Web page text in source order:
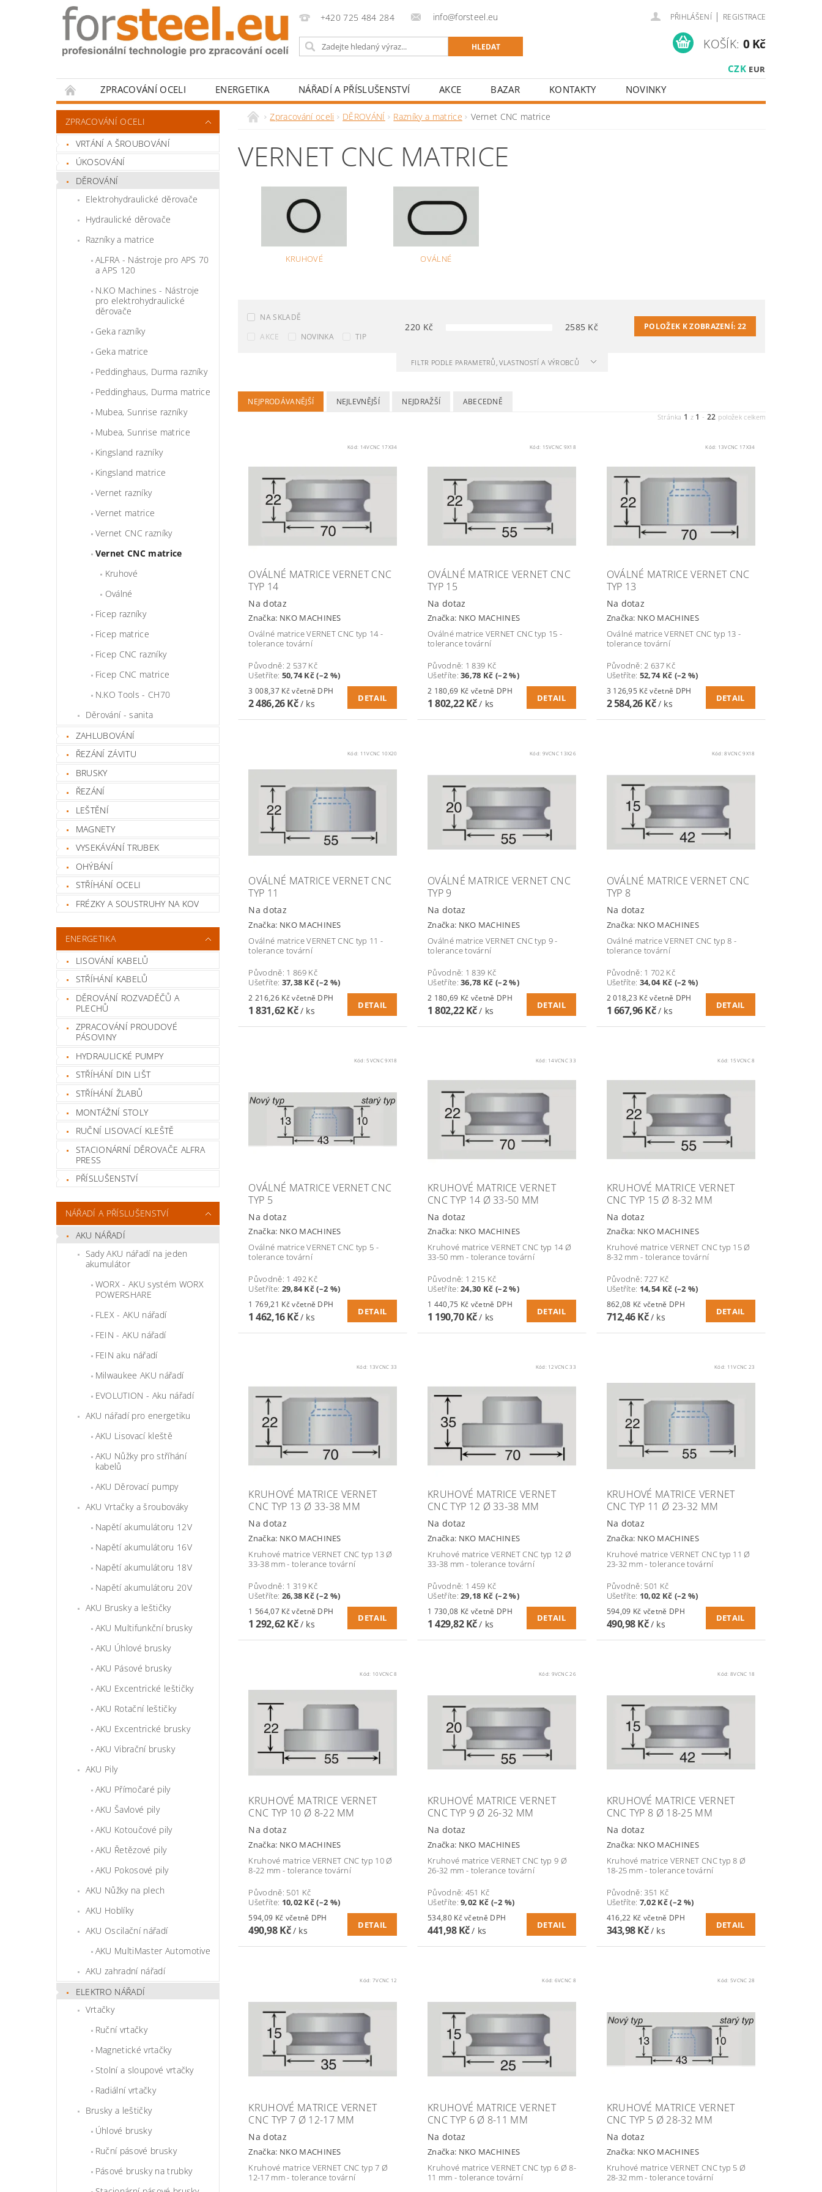
+420 725 484 284 info@forsteel.eu PŘIHLÁŠENÍ | REGISTRACE
CZK EUR
KOŠÍK: 0 Kč
ZPRACOVÁNÍ OCELI ENERGETIKA NÁŘADÍ A PŘÍSLUŠENSTVÍ AKCE BAZAR KONTAKTY
NOVINKY
HODNOCENÍ OBCHODU
ZPRACOVÁNÍ OCELI
VRTÁNÍ A ŠROUBOVÁNÍ
ÚKOSOVÁNÍ
DĚROVÁNÍ
Elektrohydraulické děrovače
Hydraulické děrovače
Razníky a matrice
ALFRA - Nástroje pro APS 70
a APS 120
N.KO Machines - Nástroje
pro elektrohydraulické
děrovače
Geka razníky
Geka matrice
Peddinghaus, Durma razníky
Peddinghaus, Durma matrice
Mubea, Sunrise razníky
Mubea, Sunrise matrice
Kingsland razníky
Kingsland matrice
Vernet razníky
Vernet matrice
Vernet CNC razníky
Vernet CNC matrice
Kruhové
Oválné
Ficep razníky
Ficep matrice
Ficep CNC razníky
Ficep CNC matrice
N.KO Tools - CH70
Děrování - sanita
ZAHLUBOVÁNÍ
ŘEZÁNÍ ZÁVITU
BRUSKY
ŘEZÁNÍ
LEŠTĚNÍ
MAGNETY
VYSEKÁVÁNÍ TRUBEK
OHÝBÁNÍ
STŘÍHÁNÍ OCELI
FRÉZKY A SOUSTRUHY NA KOV
ENERGETIKA
LISOVÁNÍ KABELŮ
STŘÍHÁNÍ KABELŮ
DĚROVÁNÍ ROZVADĚČŮ A
PLECHŮ
ZPRACOVÁNÍ PROUDOVÉ
PÁSOVINY
HYDRAULICKÉ PUMPY
STŘÍHÁNÍ DIN LIŠT
STŘÍHÁNÍ ŽLABŮ
MONTÁŽNÍ STOLY
RUČNÍ LISOVACÍ KLEŠTĚ
STACIONÁRNÍ DĚROVAČE ALFRA
PRESS
PŘÍSLUŠENSTVÍ
NÁŘADÍ A PŘÍSLUŠENSTVÍ
AKU NÁŘADÍ
Sady AKU nářadí na jeden
akumulátor
WORX - AKU systém WORX
POWERSHARE
FLEX - AKU nářadí
FEIN - AKU nářadí
FEIN aku nářadí
Milwaukee AKU nářadí
EVOLUTION - Aku nářadí
AKU nářadí pro energetiku
AKU Lisovací kleště
AKU Nůžky pro stříhání
kabelů
AKU Děrovací pumpy
AKU Vrtačky a šroubováky
Napětí akumulátoru 12V
Napětí akumulátoru 16V
Napětí akumulátoru 18V
Napětí akumulátoru 20V
AKU Brusky a leštičky
AKU Multifunkční brusky
AKU Úhlové brusky
AKU Pásové brusky
AKU Excentrické leštičky
AKU Rotační leštičky
AKU Excentrické brusky
AKU Vibrační brusky
AKU Pily
AKU Přímočaré pily
AKU Šavlové pily
AKU Kotoučové pily
AKU Řetězové pily
AKU Pokosové pily
AKU Nůžky na plech
AKU Hoblíky
AKU Oscilační nářadí
AKU MultiMaster Automotive
AKU zahradní nářadí
ELEKTRO NÁŘADÍ
Vrtačky
Ruční vrtačky
Magnetické vrtačky
Stolní a sloupové vrtačky
Radiální vrtačky
Brusky a leštičky
Úhlové brusky
Ruční pásové brusky
Pásové brusky na trubky
Zpracování oceli DĚROVÁNÍ Razníky a matrice Vernet CNC matrice
VERNET CNC MATRICE
KRUHOVÉ OVÁLNÉ
NA SKLADĚ
AKCE
NOVINKA TIP
220 Kč 2585 Kč POLOŽEK K ZOBRAZENÍ: 22
FILTR PODLE PARAMETRŮ, VLASTNOSTÍ A VÝROBCŮ
NEJPRODÁVANĚJŠÍ NEJLEVNĚJŠÍ NEJDRAŽŠÍ ABECEDNĚ
Stránka 1 z 1 - 22 položek celkem
Kód: 14VCNC 17X34
OVÁLNÉ MATRICE VERNET CNC
TYP 14
Na dotaz
Značka: NKO MACHINES
Oválné matrice VERNET CNC typ 14 -
tolerance tovární
Původně:2 537 Kč
Ušetříte: 50,74 Kč (–2 %)
3 008,37 Kč včetně DPH
2 486,26 Kč/ ks
DETAIL
Kód: 15VCNC 9X18
OVÁLNÉ MATRICE VERNET CNC
TYP 15
Na dotaz
Značka: NKO MACHINES
Oválné matrice VERNET CNC typ 15 -
tolerance tovární
Původně: 1 839 Kč
Ušetříte:36,78 Kč (–2 %)
2 180,69 Kč včetně DPH
1 802,22 Kč/ ks
DETAIL
Kód: 13VCNC 17X34
OVÁLNÉ MATRICE VERNET CNC
TYP 13
Na dotaz
Značka: NKO MACHINES
Oválné matrice VERNET CNC typ 13 -
tolerance tovární
Původně:2 637 Kč
Ušetříte: 52,74 Kč (–2 %)
3 126,95 Kč včetně DPH
2 584,26 Kč/ ks
DETAIL
Kód: 11VCNC 10X20
OVÁLNÉ MATRICE VERNET CNC
TYP 11
Na dotaz
Značka: NKO MACHINES
Oválné matrice VERNET CNC typ 11 -
tolerance tovární
Původně: 1 869 Kč
Ušetříte: 37,38 Kč (–2 %)
2 216,26 Kč včetně DPH
1 831,62 Kč/ ks
DETAIL
Kód: 9VCNC 13X26
OVÁLNÉ MATRICE VERNET CNC
TYP 9
Na dotaz
Značka: NKO MACHINES
Oválné matrice VERNET CNC typ 9 -
tolerance tovární
Původně: 1 839 Kč
Ušetříte:36,78 Kč (–2 %)
2 180,69 Kč včetně DPH
1 802,22 Kč/ ks
DETAIL
Kód:8VCNC 9X18
OVÁLNÉ MATRICE VERNET CNC
TYP 8
Na dotaz
Značka: NKO MACHINES
Oválné matrice VERNET CNC typ 8 -
tolerance tovární
Původně: 1 702 Kč
Ušetříte: 34,04 Kč (–2 %)
2 018,23 Kč včetně DPH
1 667,96 Kč/ ks
DETAIL
Kód:5VCNC 9X18
OVÁLNÉ MATRICE VERNET CNC
TYP 5
Na dotaz
Značka: NKO MACHINES
Oválné matrice VERNET CNC typ 5 -
tolerance tovární
Původně: 1 492 Kč
Ušetříte: 29,84 Kč (–2 %)
1 769,21 Kč včetně DPH
1 462,16 Kč/ ks
DETAIL
Kód: 14VCNC 33
KRUHOVÉ MATRICE VERNET
CNC TYP 14 Ø 33-50 MM
Na dotaz
Značka: NKO MACHINES
Kruhové matrice VERNET CNC typ 14 Ø
33-50 mm - tolerance tovární
Původně: 1 215 Kč
Ušetříte:24,30 Kč (–2 %)
1 440,75 Kč včetně DPH
1 190,70 Kč/ ks
DETAIL
Kód: 15VCNC 8
KRUHOVÉ MATRICE VERNET
CNC TYP 15 Ø 8-32 MM
Na dotaz
Značka: NKO MACHINES
Kruhové matrice VERNET CNC typ 15 Ø
8-32 mm - tolerance tovární
Původně:727 Kč
Ušetříte: 14,54 Kč (–2 %)
862,08 Kč včetně DPH
712,46 Kč/ ks
DETAIL
Kód: 13VCNC 33
KRUHOVÉ MATRICE VERNET
CNC TYP 13 Ø 33-38 MM
Na dotaz
Značka: NKO MACHINES
Kruhové matrice VERNET CNC typ 13 Ø
33-38 mm - tolerance tovární
Původně: 1 319 Kč
Ušetříte: 26,38 Kč (–2 %)
1 564,07 Kč včetně DPH
1 292,62 Kč/ ks
DETAIL
Kód: 12VCNC 33
KRUHOVÉ MATRICE VERNET
CNC TYP 12 Ø 33-38 MM
Na dotaz
Značka: NKO MACHINES
Kruhové matrice VERNET CNC typ 12 Ø
33-38 mm - tolerance tovární
Původně: 1 459 Kč
Ušetříte:29,18 Kč (–2 %)
1 730,08 Kč včetně DPH
1 429,82 Kč/ ks
DETAIL
Kód: 11VCNC 23
KRUHOVÉ MATRICE VERNET
CNC TYP 11 Ø 23-32 MM
Na dotaz
Značka: NKO MACHINES
Kruhové matrice VERNET CNC typ 11 Ø
23-32 mm - tolerance tovární
Původně: 501 Kč
Ušetříte: 10,02 Kč (–2 %)
594,09 Kč včetně DPH
490,98 Kč/ ks
DETAIL
Kód: 10VCNC 8
KRUHOVÉ MATRICE VERNET
CNC TYP 10 Ø 8-22 MM
Na dotaz
Značka: NKO MACHINES
Kruhové matrice VERNET CNC typ 10 Ø
8-22 mm - tolerance tovární
Původně: 501 Kč
Ušetříte: 10,02 Kč (–2 %)
594,09 Kč včetně DPH
490,98 Kč/ ks
DETAIL
Kód: 9VCNC 26
KRUHOVÉ MATRICE VERNET
CNC TYP 9 Ø 26-32 MM
Na dotaz
Značka: NKO MACHINES
Kruhové matrice VERNET CNC typ 9 Ø
26-32 mm - tolerance tovární
Původně: 451 Kč
Ušetříte:9,02 Kč (–2 %)
534,80 Kč včetně DPH
441,98 Kč/ ks
DETAIL
Kód:8VCNC 18
KRUHOVÉ MATRICE VERNET
CNC TYP 8 Ø 18-25 MM
Na dotaz
Značka: NKO MACHINES
Kruhové matrice VERNET CNC typ 8 Ø
18-25 mm - tolerance tovární
Původně:351 Kč
Ušetříte: 7,02 Kč (–2 %)
416,22 Kč včetně DPH
343,98 Kč/ ks
DETAIL
Kód: 7VCNC 12
KRUHOVÉ MATRICE VERNET
CNC TYP 7 Ø 12-17 MM
Na dotaz
Značka: NKO MACHINES
Kruhové matrice VERNET CNC typ 7 Ø
12-17 mm - tolerance tovární
Kód: 6VCNC 8
KRUHOVÉ MATRICE VERNET
CNC TYP 6 Ø 8-11 MM
Na dotaz
Značka: NKO MACHINES
Kruhové matrice VERNET CNC typ 6 Ø 8-
11 mm - tolerance tovární
Kód:5VCNC 28
KRUHOVÉ MATRICE VERNET
CNC TYP 5 Ø 28-32 MM
Na dotaz
Značka: NKO MACHINES
Kruhové matrice VERNET CNC typ 5 Ø
28-32 mm - tolerance tovární